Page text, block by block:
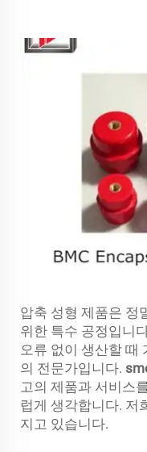
압축 성형 제품은 정
위한 특수 공정입니
오류 없이 생산할 때
의 전문가입니다.
고의 제품과 서비스
럽게 생각합니다. 저
지고 있습니다.